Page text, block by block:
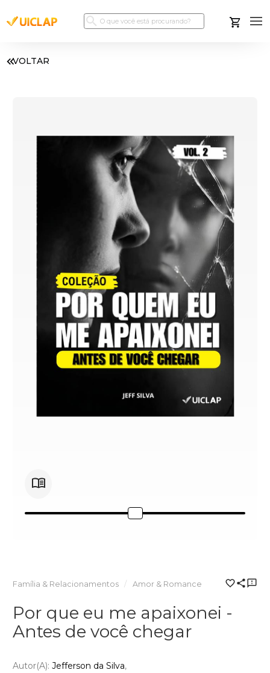
VOLTAR
Família & Relacionamentos Amor & Romance
Por que eu me apaixonei -
Antes de você chegar
Autor(a): Jefferson da Silva